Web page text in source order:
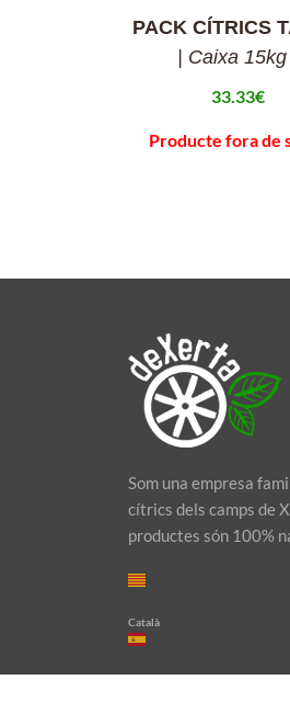
PACK CÍTRICS
| Caixa 15kg |
33.33€
Producte fora de
Som una empresa
cítrics dels camps de
productes són 100%
Català